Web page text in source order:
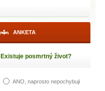
ANKETA
Existuje posmrtný život?
ANO, naprosto nepochybuji